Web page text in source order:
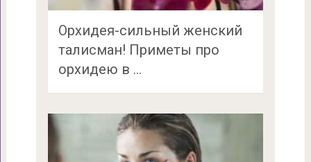
Орхидея-сильный женский
талисман! Приметы про
орхидею в …